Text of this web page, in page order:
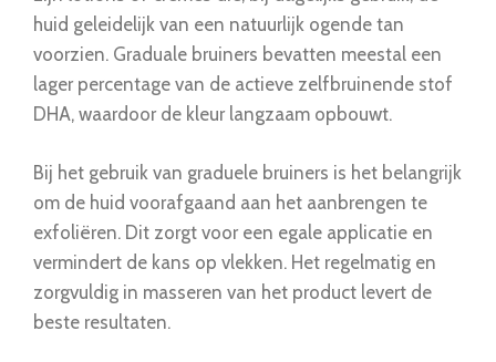
huid geleidelijk van een natuurlijk ogende tan
voorzien. Graduale bruiners bevatten meestal een
lager percentage van de actieve zelfbruinende stof
DHA, waardoor de kleur langzaam opbouwt.
Bij het gebruik van graduele bruiners is het belangrijk
om de huid voorafgaand aan het aanbrengen te
exfoliëren. Dit zorgt voor een egale applicatie en
vermindert de kans op vlekken. Het regelmatig en
zorgvuldig in masseren van het product levert de
beste resultaten.